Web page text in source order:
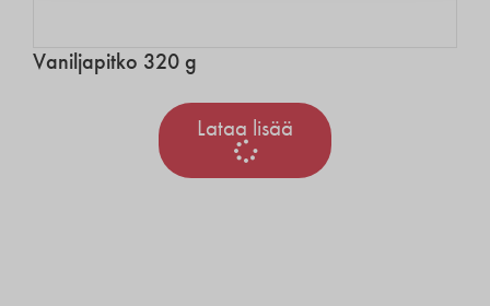
Vaniljapitko 320 g
Lataa lisää